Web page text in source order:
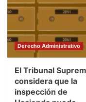
Derecho Administrativo
El Tribunal
considera que la
inspección de